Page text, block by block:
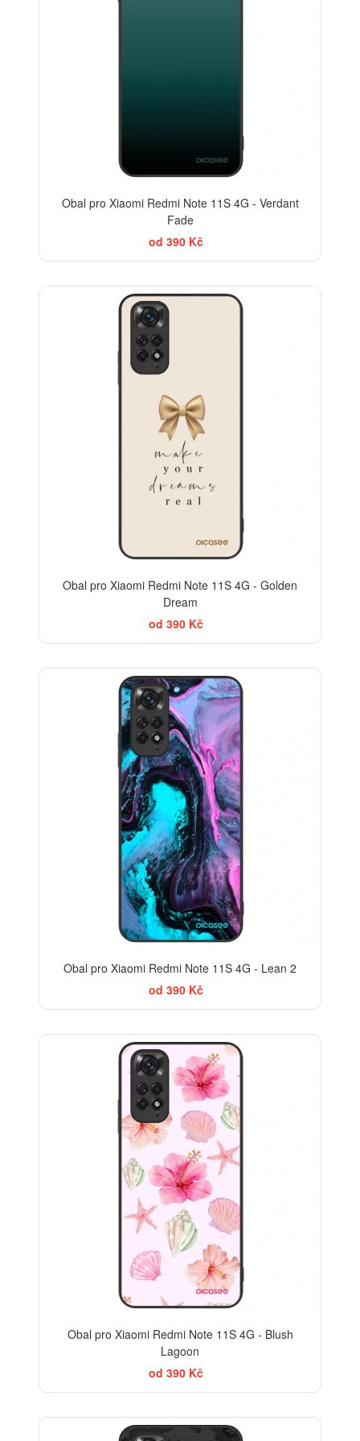
Obal pro Xiaomi Redmi Note 11S 4G - Verdant
Fade
od 390 Kč
Obal pro Xiaomi Redmi Note 11S 4G - Golden
Dream
od 390 Kč
Obal pro Xiaomi Redmi Note 11S 4G - Lean 2
od 390 Kč
Obal pro Xiaomi Redmi Note 11S 4G - Blush
Lagoon
od 390 Kč